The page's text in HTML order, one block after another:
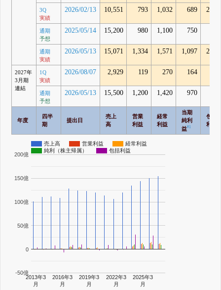
3Q
実績
2026/02/13 10,551 793 1,032 689
通期
予想
2025/05/14 15,200 980 1,100 750
通期
実績
2026/05/13 15,071 1,334 1,571 1,097
2027年
3月期
連結
1Q
実績
2026/08/07 2,929 119 270 164
通期
予想
2026/05/13 15,500 1,200 1,420 970
年度
四半
期
提出日
売上
高
営業
利益
経常
利益
当期
純利
益#1
包括
利益
売上高 営業利益
経常利益
純利（株主帰属）
包括利益
2013年3
月
2016年3
月
2019年3
月
2022年3
月
2025年3
月
-50億
0
50億
100億
150億
200億